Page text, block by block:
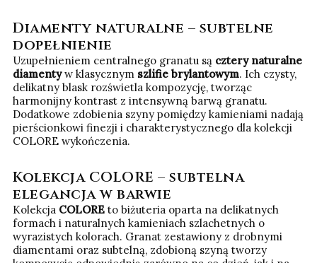
Diamenty naturalne – subtelne
dopełnienie
Uzupełnieniem centralnego granatu są cztery naturalne
diamentyw klasycznym szlifie brylantowym. Ich czysty,
delikatny blask rozświetla kompozycję, tworząc
harmonijny kontrast z intensywną barwą granatu.
Dodatkowe zdobienia szyny pomiędzy kamieniami nadają
pierścionkowi finezji i charakterystycznego dla kolekcji
COLORE wykończenia.
Kolekcja COLORE – subtelna
elegancja w barwie
Kolekcja COLORE to biżuteria oparta na delikatnych
formach i naturalnych kamieniach szlachetnych o
wyrazistych kolorach. Granat zestawiony z drobnymi
diamentami oraz subtelną, zdobioną szyną tworzy